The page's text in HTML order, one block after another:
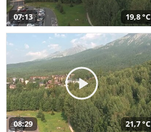
07:13 19,8 °C
08:29 21,7 °C